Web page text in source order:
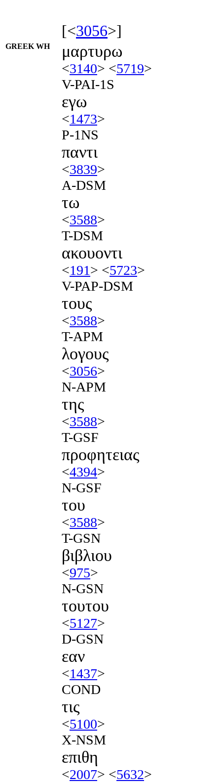
[<3056>]
GREEK WH μαρτυρω
<3140> <5719>
V-PAI-1S
εγω
<1473>
P-1NS
παντι
<3839>
A-DSM
τω
<3588>
T-DSM
ακουοντι
<191> <5723>
V-PAP-DSM
τους
<3588>
T-APM
λογους
<3056>
N-APM
της
<3588>
T-GSF
προφητειας
<4394>
N-GSF
του
<3588>
T-GSN
βιβλιου
<975>
N-GSN
τουτου
<5127>
D-GSN
εαν
<1437>
COND
τις
<5100>
X-NSM
επιθη
<2007> <5632>